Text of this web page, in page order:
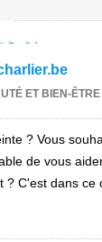
ET BIEN-ÊTRE
? Vous
de vous
? C'est dans ce